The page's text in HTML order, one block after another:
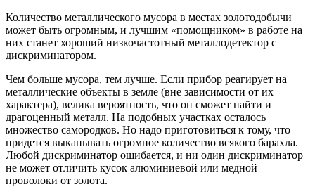
Количество металлического мусора в местах золотодобычи
может быть огромным, и лучшим «помощником» в работе на
них станет хороший низкочастотный металлодетектор с
дискриминатором.
Чем больше мусора, тем лучше. Если прибор реагирует на
металлические объекты в земле (вне зависимости от их
характера), велика вероятность, что он сможет найти и
драгоценный металл. На подобных участках осталось
множество самородков. Но надо приготовиться к тому, что
придется выкапывать огромное количество всякого барахла.
Любой дискриминатор ошибается, и ни один дискриминатор
не может отличить кусок алюминиевой или медной
проволоки от золота.